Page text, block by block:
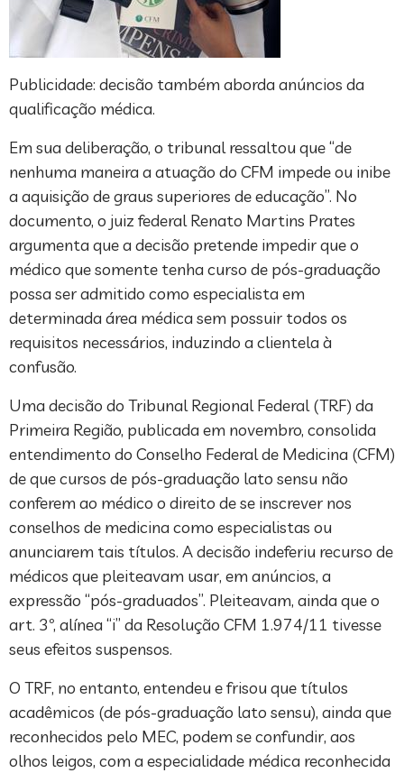
Publicidade: decisão também aborda anúncios da
qualificação médica.
Em sua deliberação, o tribunal ressaltou que “de
nenhuma maneira a atuação do CFM impede ou inibe
a aquisição de graus superiores de educação”. No
documento, o juiz federal Renato Martins Prates
argumenta que a decisão pretende impedir que o
médico que somente tenha curso de pós-graduação
possa ser admitido como especialista em
determinada área médica sem possuir todos os
requisitos necessários, induzindo a clientela à
confusão.
Uma decisão do Tribunal Regional Federal (TRF) da
Primeira Região, publicada em novembro, consolida
entendimento do Conselho Federal de Medicina (CFM)
de que cursos de pós-graduação lato sensu não
conferem ao médico o direito de se inscrever nos
conselhos de medicina como especialistas ou
anunciarem tais títulos. A decisão indeferiu recurso de
médicos que pleiteavam usar, em anúncios, a
expressão “pós-graduados”. Pleiteavam, ainda que o
art. 3º, alínea “i” da Resolução CFM 1.974/11 tivesse
seus efeitos suspensos.
O TRF, no entanto, entendeu e frisou que títulos
acadêmicos (de pós-graduação lato sensu), ainda que
reconhecidos pelo MEC, podem se confundir, aos
olhos leigos, com a especialidade médica reconhecida